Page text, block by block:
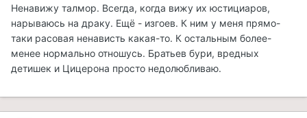
Ненавижу талмор. Всегда, когда вижу их юстициаров,
нарываюсь на драку. Ещё - изгоев. К ним у меня прямо-
таки расовая ненависть какая-то. К остальным более-
менее нормально отношусь. Братьев бури, вредных
детишек и Цицерона просто недолюбливаю.